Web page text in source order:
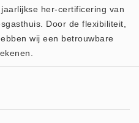
her-certificering van
Door de flexibiliteit,
wij een betrouwbare